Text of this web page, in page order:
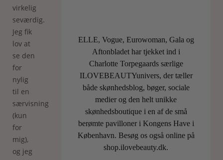
virkelig
seværdig.
Jeg fik
lov at
se den
for
nylig
til en
særvisning
(kun
for
mig),
og jeg
ELLE, Vogue, Eurowoman, Gala og
Aftonbladet har tjekket ind i
Charlotte Torpegaards særlige
ILOVEBEAUTYunivers, der tæller
både skønhedsblog, bøger, sociale
medier og den helt unikke
skønhedsboutique i en af de små
berømte pavilloner i Kongens Have i
København. Besøg os også online på
shop.ilovebeauty.dk.